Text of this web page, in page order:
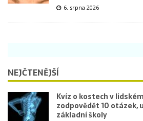
6. srpna 2026
NEJČTENĚJŠÍ
Kvíz o kostech v
zodpovědět 10 otázek,
základní školy